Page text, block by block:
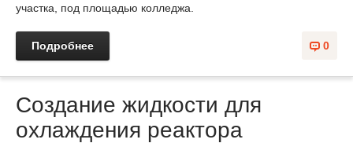
участка, под площадью колледжа.
0
Подробнее
Создание жидкости для
охлаждения реактора